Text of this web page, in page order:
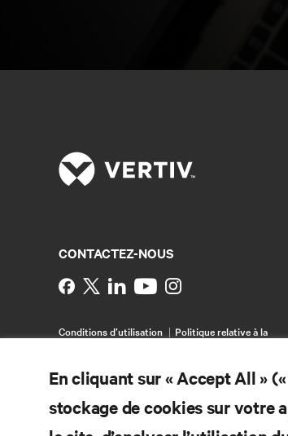
CONTACTEZ-NOUS
Instagram
Conditions d’utilisation
Politique relative à la
©2026 Vertiv Group Corp. Tous droits réservés.
En cliquant sur « Accept All »
stockage de cookies sur votre